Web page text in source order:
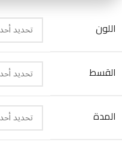
اللون
القسط
المدة